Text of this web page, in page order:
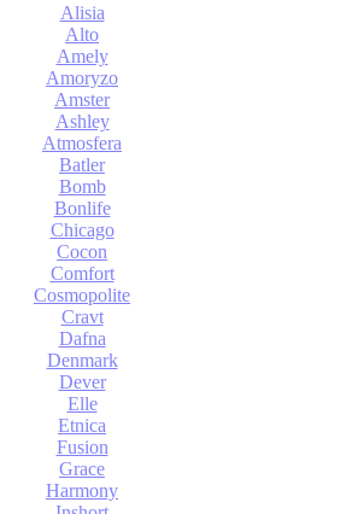
Alisia
Alto
Amely
Amoryzo
Amster
Ashley
Atmosfera
Batler
Bomb
Bonlife
Chicago
Cocon
Comfort
Cosmopolite
Cravt
Dafna
Denmark
Dever
Elle
Etnica
Fusion
Grace
Harmony